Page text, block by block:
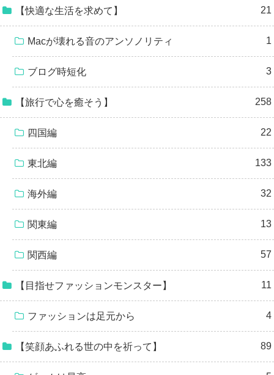
【快適な生活を求めて】 21
Macが壊れる音のアンソノリティ 1
ブログ時短化 3
【旅行で心を癒そう】 258
四国編 22
東北編 133
海外編 32
関東編 13
関西編 57
【目指せファッションモンスター】 11
ファッションは足元から 4
【笑顔あふれる世の中を祈って】 89